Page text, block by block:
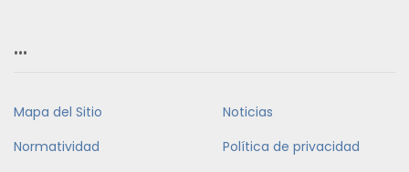
…
Mapa del Sitio
Noticias
Normatividad
Política de privacidad